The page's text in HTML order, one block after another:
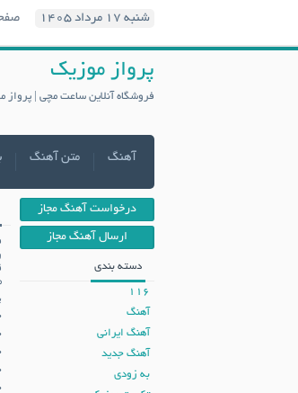
شنبه ۱۷ مرداد ۱۴۰۵
پرواز موزیک
فروشگاه آنلاین ساعت مچی | پرواز
آهنگ متن آهنگ
درخواست آهنگ مجاز
ارسال آهنگ مجاز
دسته بندی
116
آهنگ
آهنگ ایرانی
آهنگ جدید
به زودی